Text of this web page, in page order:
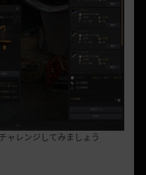
ャレンジしてみましょう